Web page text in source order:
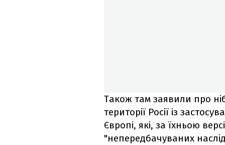
Також там заявили про
території Росії із
Європі, які, за їхньою
"непередбачуваних